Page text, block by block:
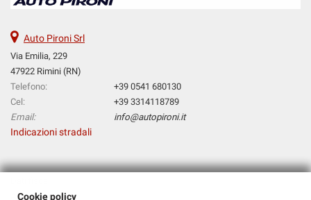
Auto Pironi Srl
Via Emilia, 229
47922 Rimini (RN)
Telefono:
+39 0541 680130
Cel:
+39 3314118789
Email:
info@autopironi.it
Indicazioni stradali
Auto Pironi Srl
Cookie policy